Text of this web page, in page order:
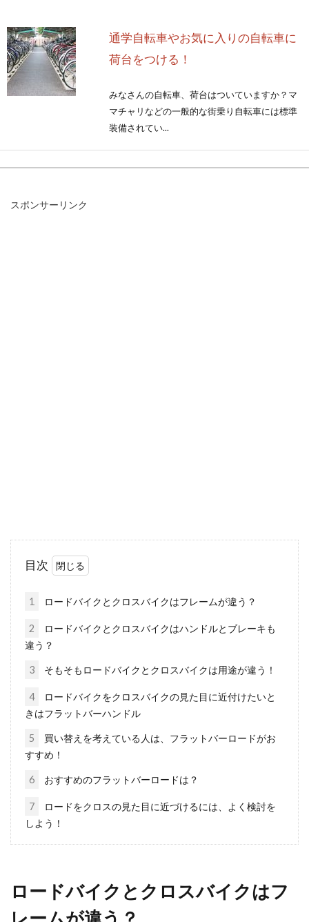
通学自転車やお気に入りの自転車に
荷台をつける！
みなさんの自転車、荷台はついていますか？マ
マチャリなどの一般的な街乗り自転車には標準
装備されてい...
はなぜ？修復できるのか？
自転車に乗っている時に、チェーンからカタカ
とはありませ...
ママチャリのクランクの長さを変え
長さ...
スポンサーリンク
目次
1 ロードバイクとクロスバイクはフレームが違う？
2
ロードバイクとクロスバイクはハンドルとブレーキも
違う？
3 そもそもロードバイクとクロスバイクは用途が違う！
4
ロードバイクをクロスバイクの見た目に近付けたいと
きはフラットバーハンドル
5
買い替えを考えている人は、フラットバーロードがお
すすめ！
6 おすすめのフラットバーロードは？
7
ロードをクロスの見た目に近づけるには、よく検討を
しよう！
ロードバイクとクロスバイクはフ